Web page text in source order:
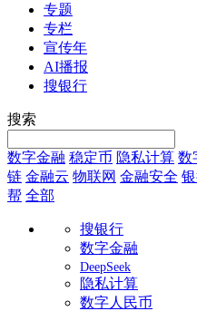
专题
专栏
宣传年
AI播报
搜银行
搜索
数字金融 稳定币 隐私计算 数
链 金融云 物联网 金融安全
帮 全部
搜银行
数字金融
DeepSeek
隐私计算
数字人民币